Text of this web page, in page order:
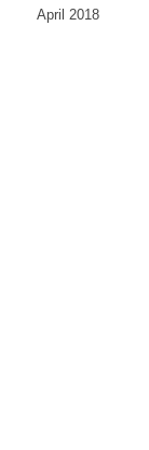
April 2018